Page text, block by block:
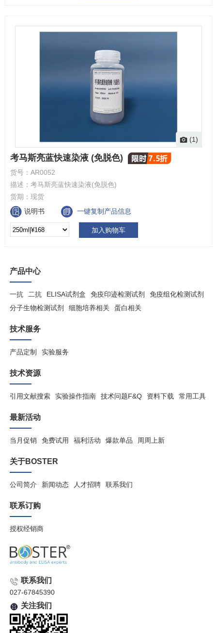
(1)
考马斯亮蓝快速染液 (免脱色)
货号： AR0052
描述： 考马斯亮蓝快速染液(免脱色)
货期： 现货
说明书
一键复制产品信息
加入购物车
产品中心
一抗 二抗 ELISA试剂盒 免疫印迹检测试剂
免疫组化检测试剂
分子生物检测试剂
细胞培养相关 蛋白相关
技术服务
产品定制 实验服务
技术资源
引用文献搜索 实验操作指南 技术问题F&Q 资料下载 常用工具
最新活动
当月促销 免费试用 福利活动 爆款单品 周周上新
关于BOSTER
公司简介 新闻动态 人才招聘 联系我们
联系订购
授权经销商
联系我们
027-67845390
关注我们